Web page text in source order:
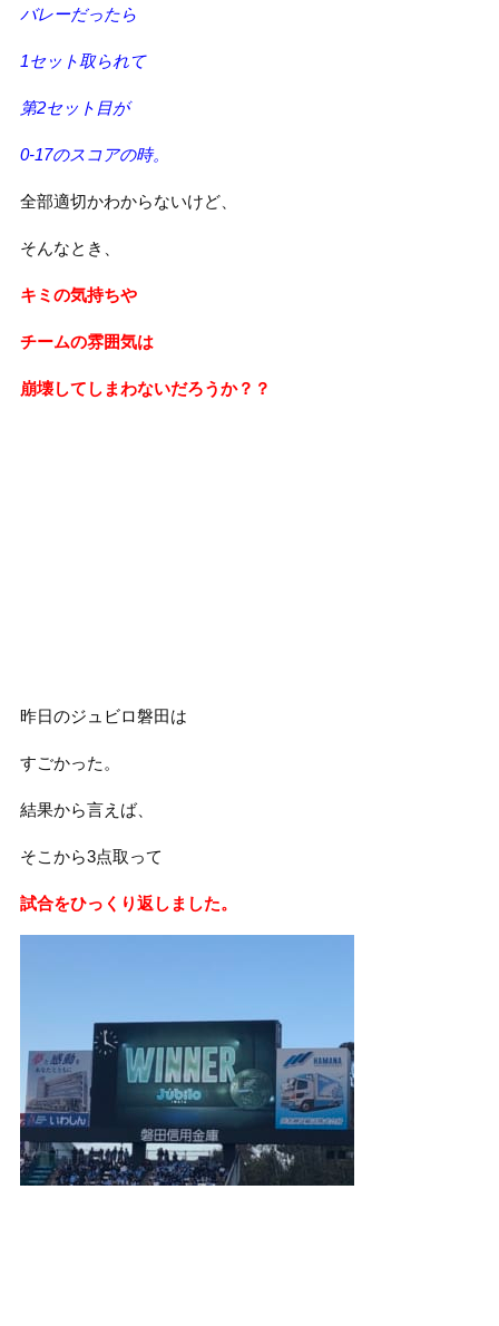
バレーだったら
1セット取られて
第2セット目が
0-17のスコアの時。
全部適切かわからないけど、
そんなとき、
キミの気持ちや
チームの雰囲気は
崩壊してしまわないだろうか？？
昨日のジュビロ磐田は
すごかった。
結果から言えば、
そこから3点取って
試合をひっくり返しました。